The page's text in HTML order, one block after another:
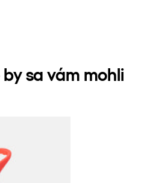
sa vám mohli